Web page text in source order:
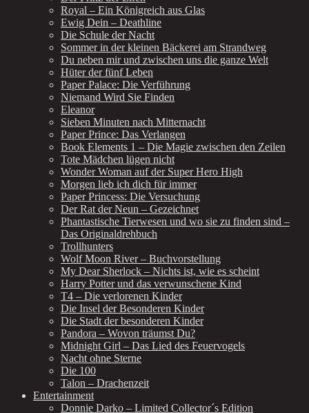
Royal – Ein Königreich aus Glas
Ewig Dein – Deathline
Die Schule der Nacht
Sommer in der kleinen Bäckerei am Strandweg
Du neben mir und zwischen uns die ganze Welt
Hüter der fünf Leben
Paper Palace: Die Verführung
Niemand Wird Sie Finden
Eleanor
Sieben Minuten nach Mitternacht
Paper Prince: Das Verlangen
Book Elements 1 – Die Magie zwischen den Zeilen
Tote Mädchen lügen nicht
Wonder Woman auf der Super Hero High
Morgen lieb ich dich für immer
Paper Princess: Die Versuchung
Der Rat der Neun – Gezeichnet
Phantastische Tierwesen und wo sie zu finden sind –
Das Originaldrehbuch
Trollhunters
Wolf Moon River – Buchvorstellung
My Dear Sherlock – Nichts ist, wie es scheint
Harry Potter und das verwunschene Kind
T4 – Die verlorenen Kinder
Die Insel der Besonderen Kinder
Die Stadt der besonderen Kinder
Pandora – Wovon träumst Du?
Midnight Girl – Das Lied des Feuervogels
Nacht ohne Sterne
Die 100
Talon – Drachenzeit
Entertainment
Donnie Darko – Limited Collector´s Edition